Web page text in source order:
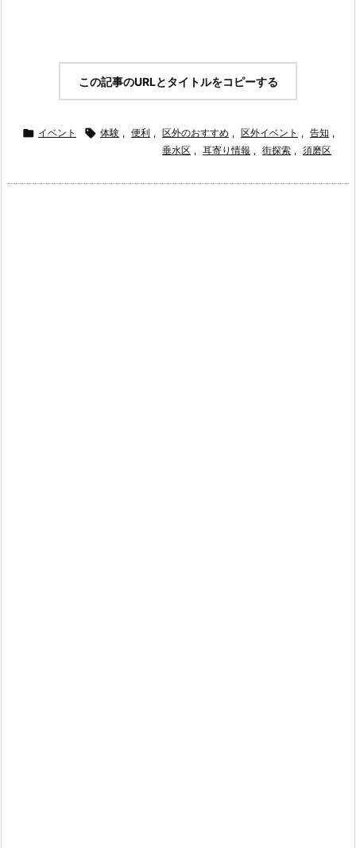
この記事のURLとタイトルをコピーする
 イベント  体験 , 便利 , 区外のおすすめ , 区外イベント , 告知 ,
垂水区 , 耳寄り情報 , 街探索 , 須磨区